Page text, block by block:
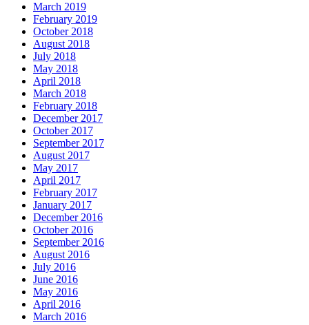
March 2019
February 2019
October 2018
August 2018
July 2018
May 2018
April 2018
March 2018
February 2018
December 2017
October 2017
September 2017
August 2017
May 2017
April 2017
February 2017
January 2017
December 2016
October 2016
September 2016
August 2016
July 2016
June 2016
May 2016
April 2016
March 2016